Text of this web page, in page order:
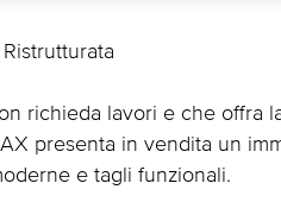
richieda lavori e che offra
presenta in vendita un
e tagli funzionali.